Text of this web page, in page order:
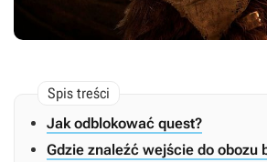
Jak odblokować quest?
Gdzie znaleźć wejście do obozu